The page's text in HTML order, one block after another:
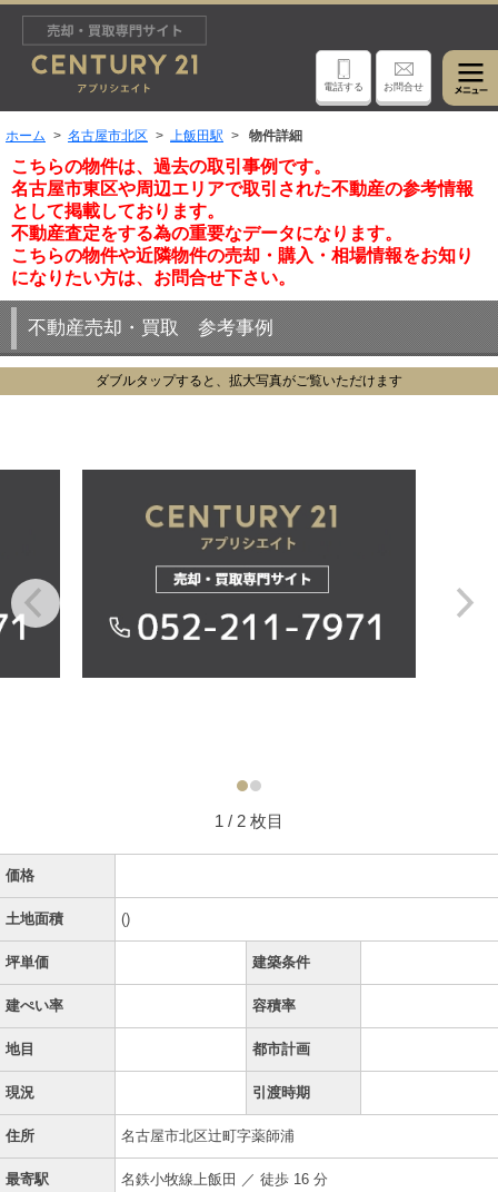
電話する お問合せ
ホーム 名古屋市北区 上飯田駅 物件詳細
こちらの物件は、過去の取引事例です。
名古屋市東区や周辺エリアで取引された不動産の参考情報
として掲載しております。
不動産査定をする為の重要なデータになります。
こちらの物件や近隣物件の売却・購入・相場情報をお知り
になりたい方は、お問合せ下さい。
不動産売却・買取 参考事例
ダブルタップすると、拡大写真がご覧いただけます
1 / 2 枚目
価格
土地面積 ()
坪単価 建築条件
建ぺい率 容積率
地目 都市計画
現況 引渡時期
住所 名古屋市北区辻町字薬師浦
最寄駅 名鉄小牧線上飯田 ／ 徒歩 16 分